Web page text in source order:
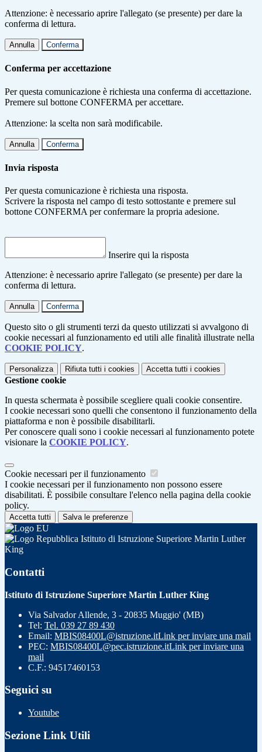
Attenzione: è necessario aprire l'allegato (se presente) per dare la
conferma di lettura.
Annulla Conferma
Conferma per accettazione
Per questa comunicazione è richiesta una conferma di accettazione.
Premere sul bottone CONFERMA per accettare.
Attenzione: la scelta non sarà modificabile.
Annulla Conferma
Invia risposta
Per questa comunicazione è richiesta una risposta.
Scrivere la risposta nel campo di testo sottostante e premere sul
bottone CONFERMA per confermare la propria adesione.
Inserire qui la risposta
Attenzione: è necessario aprire l'allegato (se presente) per dare la
conferma di lettura.
Annulla Conferma
Questo sito o gli strumenti terzi da questo utilizzati si avvalgono di
cookie necessari al funzionamento ed utili alle finalità illustrate nella
COOKIE POLICY.
Personalizza Rifiuta tutti i cookies Accetta tutti i cookies
Gestione cookie
In questa schermata è possibile scegliere quali cookie consentire.
I cookie necessari sono quelli che consentono il funzionamento della
piattaforma e non è possibile disabilitarli.
Per conoscere quali sono i cookie necessari al funzionamento potete
visionare la COOKIE POLICY.
Cookie necessari per il funzionamento
I cookie necessari per il funzionamento non possono essere
disabilitati. È possibile consultare l'elenco nella pagina della cookie
policy.
Accetta tutti Salva le preferenze
Istituto di Istruzione Superiore Martin Luther
King
Contatti
Istituto di Istruzione Superiore Martin Luther King
Via Salvador Allende, 3 - 20835 Muggio' (MB)
Tel: Tel. 039 27 89 430
Email: MBIS08400L@istruzione.itLink per inviare una mail
PEC: MBIS08400L@pec.istruzione.itLink per inviare una
mail
C.F.: 94517460153
Seguici su
Youtube
Sezione Link Utili